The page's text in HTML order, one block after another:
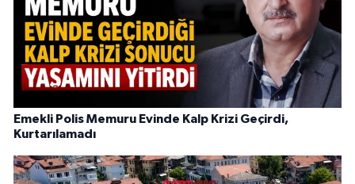
Emekli Polis Memuru Evinde Kalp Krizi Geçirdi,
Kurtarılamadı